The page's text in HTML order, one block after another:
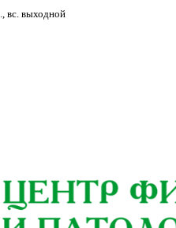
вс. выходной